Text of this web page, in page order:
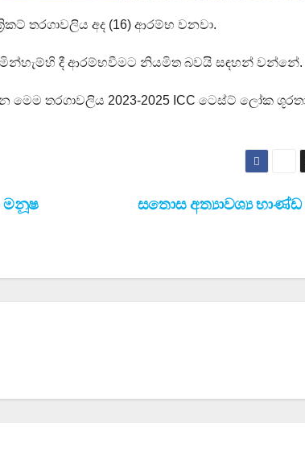
තරගාවලි​ය අද (16) ආරම්භ වනවා.
දී ආරම්භවීමට නියමිත බවයි සඳහන් වන්නේ.
මෙම තරගාවලිය 2023-2025 ICC ටෙස්ට් ලෝක
සතොස අත්‍යාවශ්‍ය
මනූෂ